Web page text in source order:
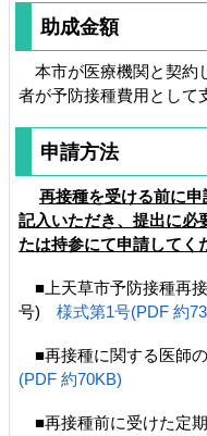
助成金額
本市が医療機関と契約
者が予防接種費用として
申請方法
再接種を受ける前に
記入いただき、提出に必
たは持参にて申請してく
■上天草市予防接種再
号) 様式第1号(PDF 約
■再接種に関する医師
(PDF 約70KB)
■再接種前に受けた定